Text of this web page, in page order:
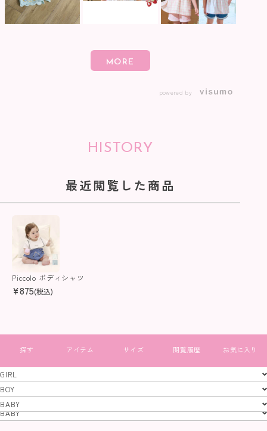
powered by
HISTORY
最近閲覧した商品
Piccolo ボディシャツ
¥875(税込)
すべて見る
GIRL
BOY
BABY
GIRL
BOY
BABY